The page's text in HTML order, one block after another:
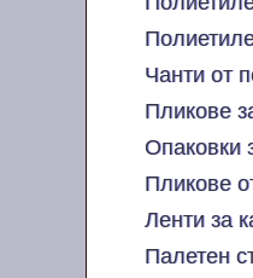
Чанти от
Пликове
Опаковки
Пликове
Ленти за
Палетен